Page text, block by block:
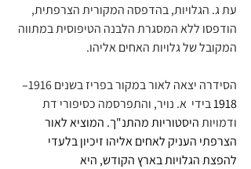
עת ג. הגלויות, בהדפסה המקורית הצרפתית,
הודפסו ללא המסגרת הלבנה הטיפוסית במתווה
המקובל של גלויות האחים אליהו.
הסידרה יצאה לאור במקור בפריז בשנים 1916
–
1918 בידי  א. נויר, והתפרסמה כסיפורי דת
ודמויות היסטוריות מהתנ"ך. המוציא לאור
הצרפתי העניק לאחים אליהו זיכיון בלעדי
להפצת הגלויות בארץ הקודש, היא